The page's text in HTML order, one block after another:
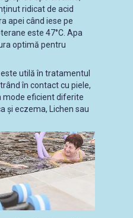
ridicat de acid
apei când iese pe
este 47°C. Apa
optimă pentru
utilă în tratamentul
în contact cu piele,
mode eficient diferite
și eczema, Lichen sau